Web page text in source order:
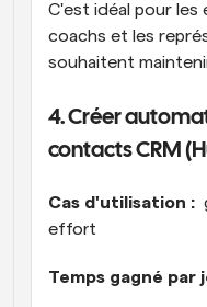
C'est idéal pour les
coachs et les
souhaitent
4. Créer
contacts CRM
Cas d'utilisation :
effort
Temps gagné par